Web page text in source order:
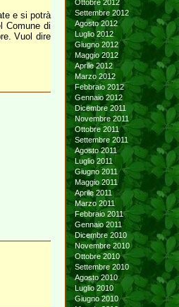
e si potrà
Comune di
Vuol dire
Ottobre 2012
Settembre 2012
Agosto 2012
Luglio 2012
Giugno 2012
Maggio 2012
Aprile 2012
Marzo 2012
Febbraio 2012
Gennaio 2012
Dicembre 2011
Novembre 2011
Ottobre 2011
Settembre 2011
Agosto 2011
Luglio 2011
Giugno 2011
Maggio 2011
Aprile 2011
Marzo 2011
Febbraio 2011
Gennaio 2011
Dicembre 2010
Novembre 2010
Ottobre 2010
Settembre 2010
Agosto 2010
Luglio 2010
Giugno 2010